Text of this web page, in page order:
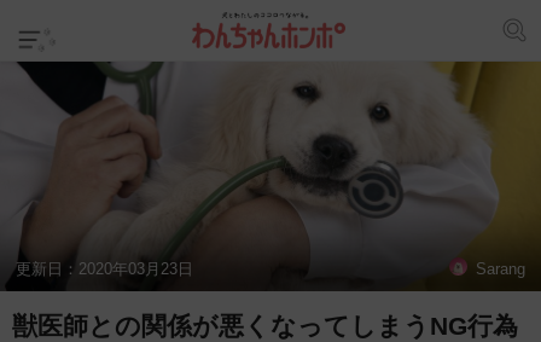
更新日： 2020年03月23日 Sarang
獣医師との関係が悪くなってしまうNG行為